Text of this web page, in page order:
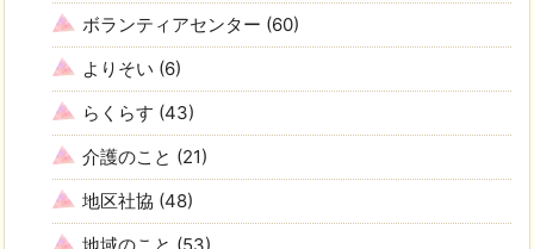
ボランティアセンター (60)
よりそい (6)
らくらす (43)
介護のこと (21)
地区社協 (48)